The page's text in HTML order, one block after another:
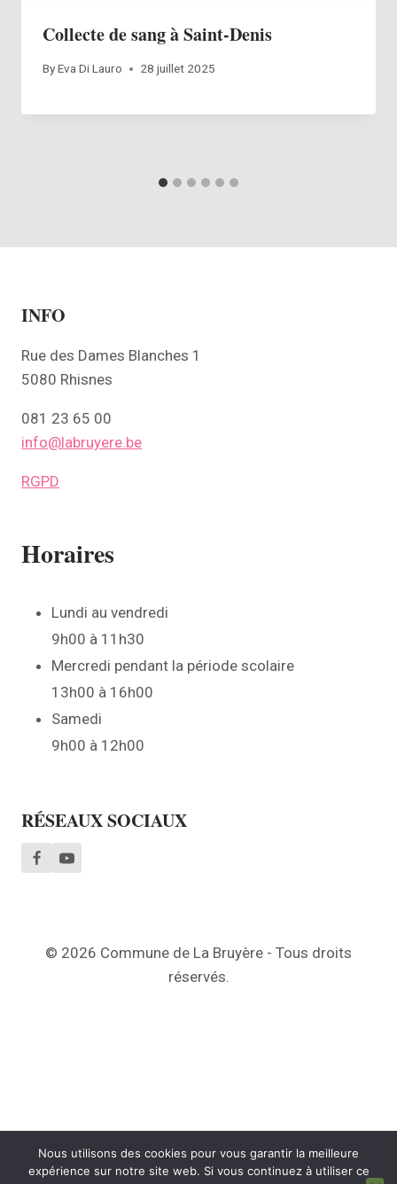
Collecte de sang à Saint-Denis
ByEva Di Lauro 28 juillet 2025
INFO
Rue des Dames Blanches 1
5080 Rhisnes
081 23 65 00
info@labruyere.be
RGPD
Horaires
Lundi au vendredi
9h00 à 11h30
Mercredi pendant la période scolaire
13h00 à 16h00
Samedi
9h00 à 12h00
RÉSEAUX SOCIAUX
© 2026 Commune de La Bruyère - Tous droits
réservés.
Nous utilisons des cookies pour vous garantir la meilleure
expérience sur notre site web. Si vous continuez à utiliser ce